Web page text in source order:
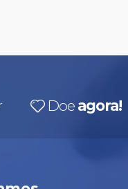
Doe agora!